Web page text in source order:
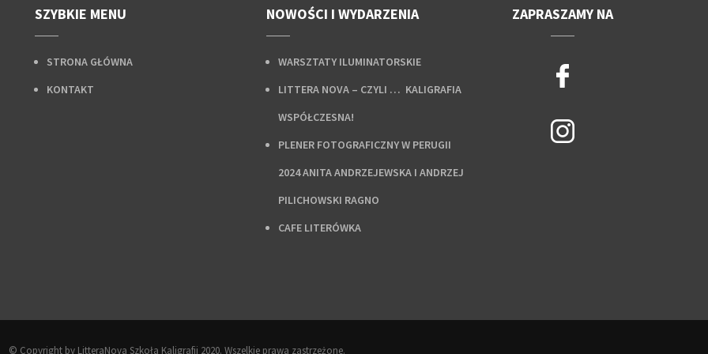
SZYBKIE MENU
STRONA GŁÓWNA
KONTAKT
NOWOŚCI I WYDARZENIA
WARSZTATY ILUMINATORSKIE
LITTERA NOVA – CZYLI … KALIGRAFIA
WSPÓŁCZESNA!
PLENER FOTOGRAFICZNY W PERUGII
2024 ANITA ANDRZEJEWSKA I ANDRZEJ
PILICHOWSKI RAGNO
CAFE LITERÓWKA
ZAPRASZAMY NA
© Copyright by LitteraNova Szkoła Kaligrafii 2020. Wszelkie prawa zastrzeżone.